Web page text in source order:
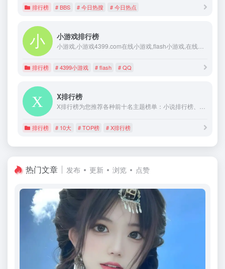
排行榜 # BBS # 今日热搜 # 今日热点
小游戏排行榜
小游戏,小游戏4399.com在线小游戏,flash小游戏,在线小游戏,小游戏下载,网络小游戏,经典小游戏,flash游戏,迷你小游戏,免费小游戏,美女flash小游戏,qq小游戏,在线玩小游戏,桌面小游戏
排行榜 # 4399小游戏 # flash # QQ
X排行榜
X排行榜为您推荐各种前十名主题榜单：小说排行榜、电视剧排行榜、大学排行榜、电影排行榜、游戏排行榜、动漫排行、名人榜单、十大名车、十大景点、最美、最著名、最好玩、最贵等排行榜内容，是您了解TOP10排行榜的参考网站。
排行榜 # 10大 # TOP榜 # X排行榜
热门文章 发布 更新 浏览 点赞